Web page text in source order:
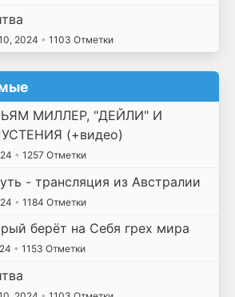
2024 • 1103 Отметки
МИЛЛЕР, "ДЕЙЛИ" И
(+видео)
• 1257 Отметки
- трансляция из Австралии
• 1184 Отметки
берёт на Себя грех мира
• 1153 Отметки